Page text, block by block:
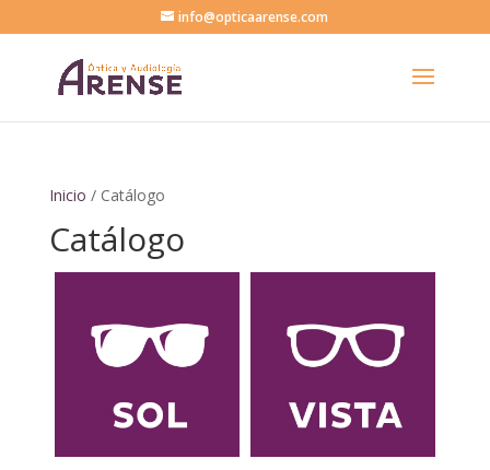
info@opticaarense.com
Inicio / Catálogo
Catálogo